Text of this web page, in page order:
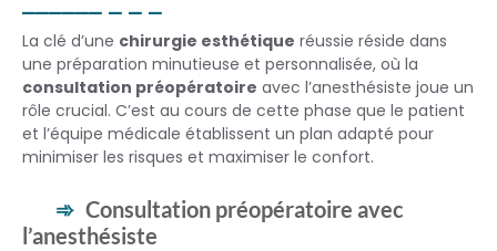
La clé d’une chirurgie esthétique réussie réside dans
une préparation minutieuse et personnalisée, où la
consultation préopératoire avec l’anesthésiste joue un
rôle crucial. C’est au cours de cette phase que le patient
et l’équipe médicale établissent un plan adapté pour
minimiser les risques et maximiser le confort.
Consultation préopératoire avec
l’anesthésiste